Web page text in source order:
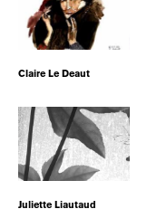
Claire Le Deaut
Juliette Liautaud